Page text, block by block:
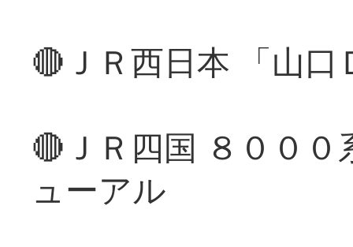
🔴ＪＲ西日本 「山
🔴ＪＲ四国 ８００
ューアル